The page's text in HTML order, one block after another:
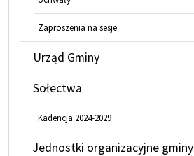
Zaproszenia na sesje
Urząd Gminy
Sołectwa
Kadencja 2024-2029
Jednostki organizacyjne gminy